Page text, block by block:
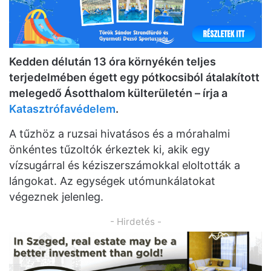
Kedden délután 13 óra környékén teljes
terjedelmében égett egy pótkocsiból átalakított
melegedő Ásotthalom külterületén – írja a
Katasztrófavédelem.
A tűzhöz a ruzsai hivatásos és a mórahalmi
önkéntes tűzoltók érkeztek ki, akik egy
vízsugárral és kéziszerszámokkal eloltották a
lángokat. Az egységek utómunkálatokat
végeznek jelenleg.
- Hirdetés -